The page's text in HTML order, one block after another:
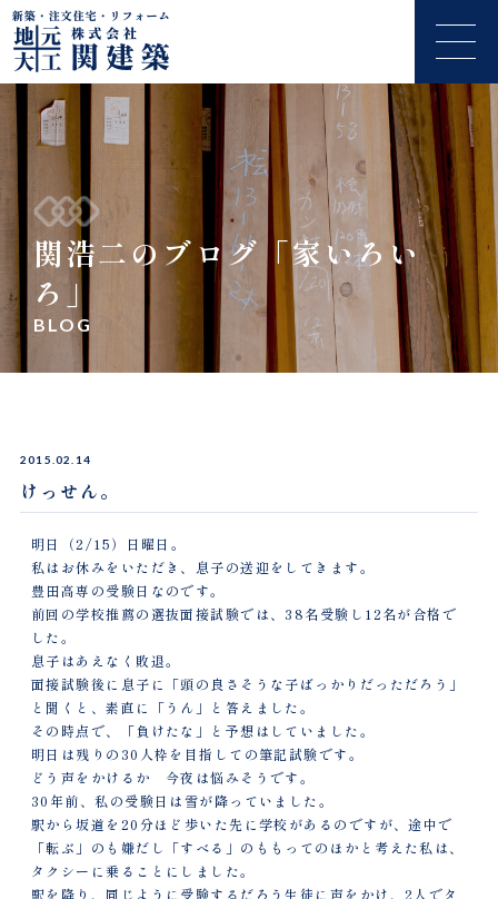
関浩二のブログ「家いろい
ろ」
BLOG
2015.02.14
けっせん。
明日（2/15）日曜日。
私はお休みをいただき、息子の送迎をしてきます。
豊田高専の受験日なのです。
前回の学校推薦の選抜面接試験では、38名受験し12名が合格で
した。
息子はあえなく敗退。
面接試験後に息子に「頭の良さそうな子ばっかりだっただろう」
と聞くと、素直に「うん」と答えました。
その時点で、「負けたな」と予想はしていました。
明日は残りの30人枠を目指しての筆記試験です。
どう声をかけるか 今夜は悩みそうです。
30年前、私の受験日は雪が降っていました。
駅から坂道を20分ほど歩いた先に学校があるのですが、途中で
「転ぶ」のも嫌だし「すべる」のももってのほかと考えた私は、
タクシーに乗ることにしました。
駅を降り、同じように受験するだろう生徒に声をかけ、2人でタ